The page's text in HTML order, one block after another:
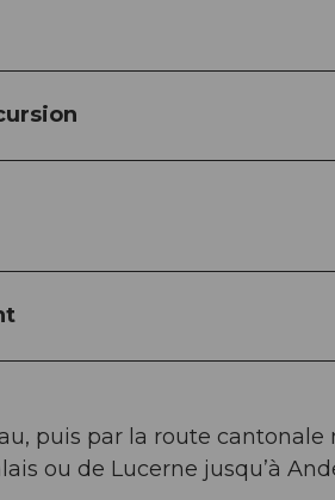
puis par la route
ou de Lucerne jusqu’à